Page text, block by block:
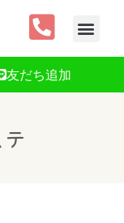
友だち追加